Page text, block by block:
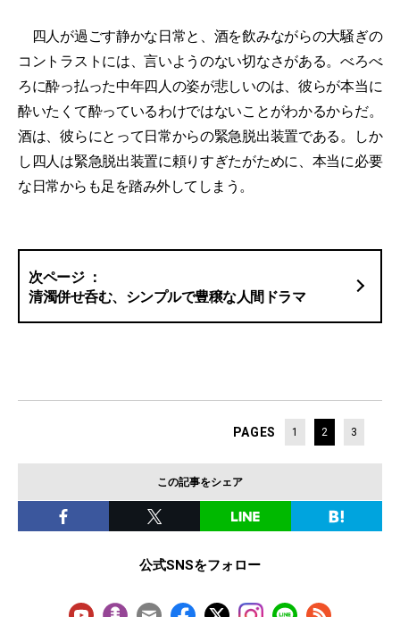
四人が過ごす静かな日常と、酒を飲みながらの大騒ぎの
コントラストには、言いようのない切なさがある。べろべ
ろに酔っ払った中年四人の姿が悲しいのは、彼らが本当に
酔いたくて酔っているわけではないことがわかるからだ。
酒は、彼らにとって日常からの緊急脱出装置である。しか
し四人は緊急脱出装置に頼りすぎたがために、本当に必要
な日常からも足を踏み外してしまう。
清濁併せ呑む、シンプルで豊穣な人間ドラマ
PAGES 1 2 3
この記事をシェア
公式SNSをフォロー